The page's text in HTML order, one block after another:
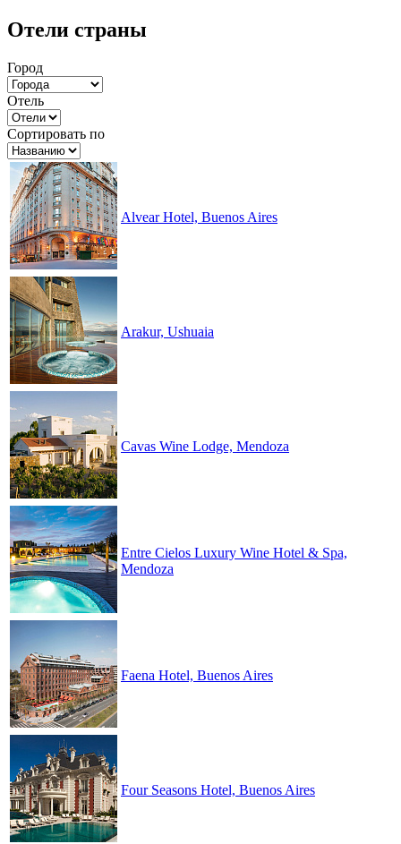
Отели страны
Город
Отель
Сортировать по
Alvear Hotel, Buenos Aires
Arakur, Ushuaia
Cavas Wine Lodge, Mendoza
Entre Cielos Luxury Wine Hotel & Spa,
Mendoza
Faena Hotel, Buenos Aires
Four Seasons Hotel, Buenos Aires